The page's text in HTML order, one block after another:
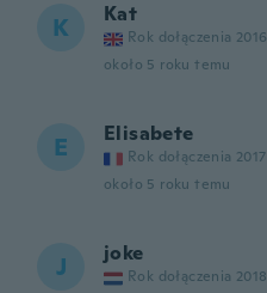
K Kat
Rok dołączenia 2016
około 5 roku temu
E Elisabete
Rok dołączenia 2017
około 5 roku temu
J joke
Rok dołączenia 2018